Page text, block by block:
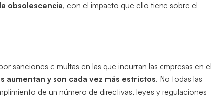
obsolescencia, con el impacto que ello tiene sobre el
sanciones o multas en las que incurran las empresas en el
aumentan y son cada vez más estrictos. No todas las
de un número de directivas, leyes y regulaciones